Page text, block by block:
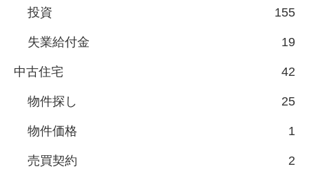
投資 155
失業給付金 19
中古住宅 42
物件探し 25
物件価格 1
売買契約 2